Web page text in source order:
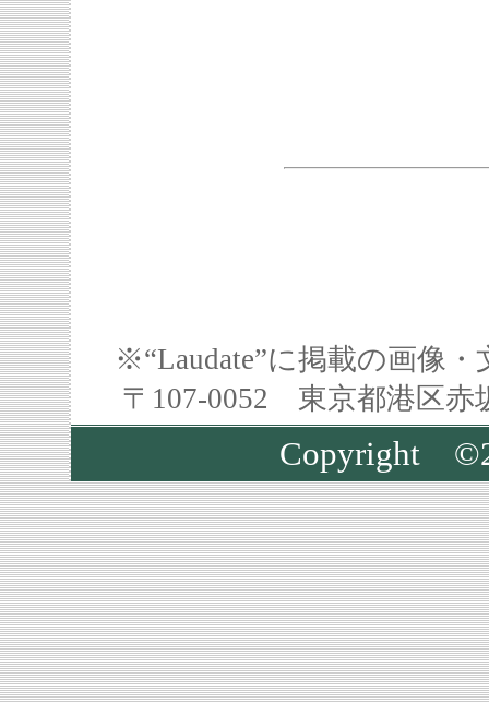
※“Laudate”に掲載の画像
〒107-0052 東京都港区
Copyright